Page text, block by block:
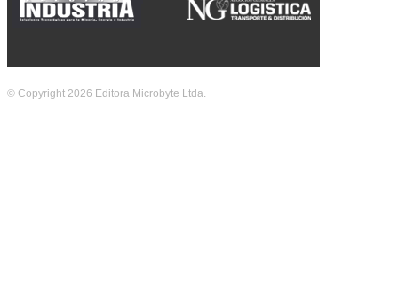
© Copyright 2026 Editora Microbyte Ltda.